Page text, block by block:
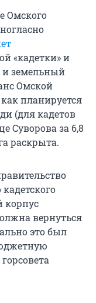
Омского
«кадетки» и
и земельный
Омской
планируется
(для кадетов
Суворова за 6,8
раскрыта.
корпус
вернуться
это был